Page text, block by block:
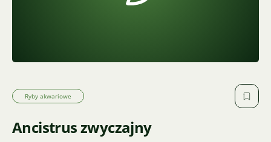
Ryby akwariowe
Ancistrus zwyczajny